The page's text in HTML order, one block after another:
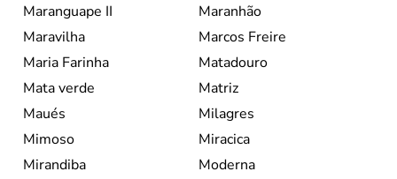
Maranguape II
Maranhão
Maravilha
Marcos Freire
Maria Farinha
Matadouro
Mata verde
Matriz
Maués
Milagres
Mimoso
Miracica
Mirandiba
Moderna